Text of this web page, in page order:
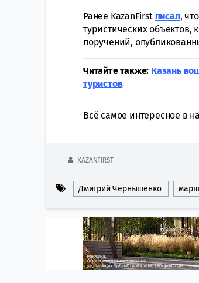
Ранее KazanFirst писал,
туристических объектов,
поручений,
Читайте также: Казань
туристов
Всё самое интересное в
KAZANFIRST
Дмитрий Чернышенко